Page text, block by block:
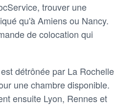
trouver une
qu'à Amiens ou Nancy.
de colocation qui
détrônée par La Rochelle
une chambre disponible.
ensuite Lyon, Rennes et